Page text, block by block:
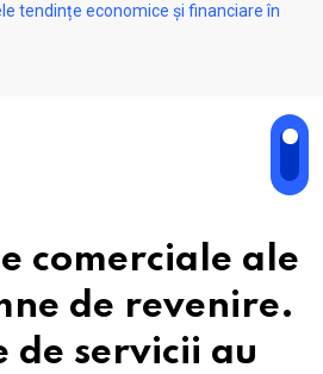
tendințe economice și financiare în
comerciale ale
de revenire.
de servicii au